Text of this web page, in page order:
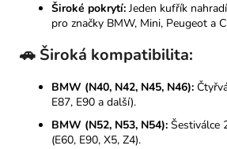
Široké pokrytí: Jeden kufřík
pro značky BMW, Mini, Peugeot a
🚗 Široká kompatibilita:
BMW (N40, N42, N45, N46):
E87, E90 a další).
BMW (N52, N53, N54): Šestiválce
(E60, E90, X5, Z4).